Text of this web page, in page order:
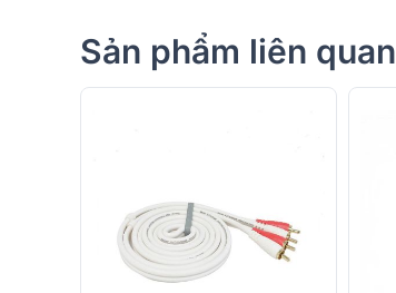
Sản phẩm liên quan